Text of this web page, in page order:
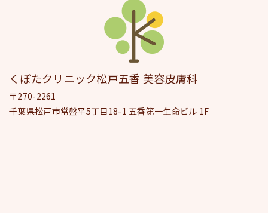
くぼたクリニック松戸五香 美容皮膚科
〒270-2261
千葉県松戸市常盤平5丁目18-1 五香第一生命ビル 1F